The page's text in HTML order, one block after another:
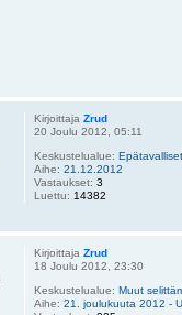
KirjoittajaZrud
20 Joulu 2012, 05:11
Keskustelualue:
Aihe:21.12.2012
Vastaukset:3
Luettu: 14382
KirjoittajaZrud
18 Joulu 2012, 23:30
Keskustelualue:Muut
Aihe:21. joulukuuta 2012 -